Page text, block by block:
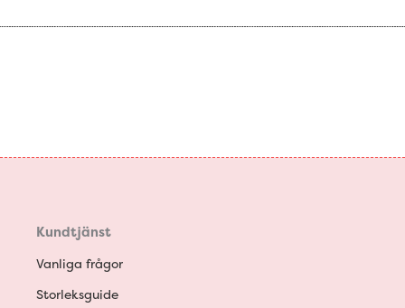
Kundtjänst
Vanliga frågor
Storleksguide